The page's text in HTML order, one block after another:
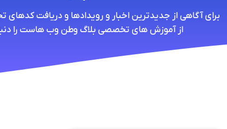
برای آگاهی از جدیدترین اخبار و رویدادها و دریافت
از آموزش های تخصصی بلاگ وطن وب هاست را